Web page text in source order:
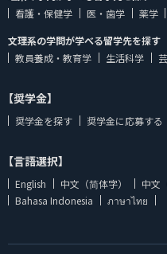
看護・保健学
医・歯学 薬学
文理系の学問が学べる留学先を探す
教員養成・教育学
生活科学
【奨学金】
奨学金を探す 奨学金に応募する
【言語選択】
English 中文（简体字） 中文
Bahasa Indonesia
ภาษาไทย